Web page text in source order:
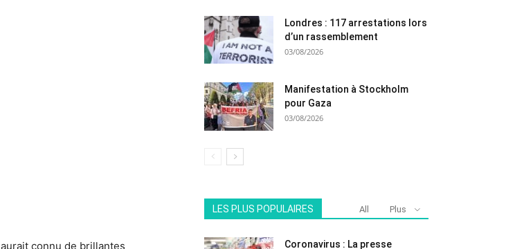
connu de brillantes
Londres : 117 arrestations lors
d’un rassemblement
03/08/2026
Manifestation à Stockholm
pour Gaza
03/08/2026
LES PLUS POPULAIRES All Plus
Coronavirus : La presse